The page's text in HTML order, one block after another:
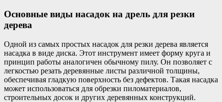
Основные виды насадок на дрель для резки
дерева
Одной из самых простых насадок для резки дерева является
насадка в виде диска. Этот инструмент имеет форму круга и
принцип работы аналогичен обычному пилу. Он позволяет с
легкостью резать деревянные листы различной толщины,
обеспечивая гладкую поверхность без дефектов. Такая насадка
может использоваться для обрезки пиломатериалов,
строительных досок и других деревянных конструкций.